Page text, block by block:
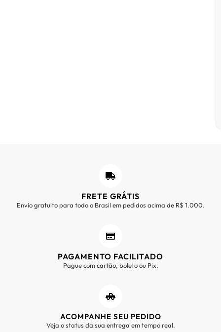
FRETE GRÁTIS
Envio gratuito para todo o Brasil em pedidos acima de R$ 1.000.
PAGAMENTO FACILITADO
Pague com cartão, boleto ou Pix.
ACOMPANHE SEU PEDIDO
Veja o status da sua entrega em tempo real.